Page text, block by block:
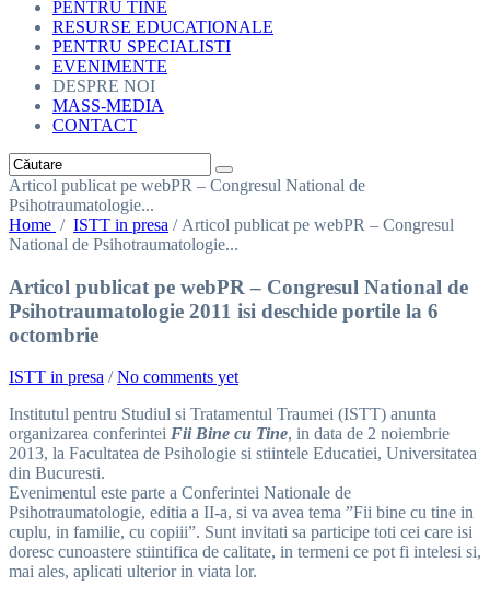
PENTRU TINE
RESURSE EDUCATIONALE
PENTRU SPECIALISTI
EVENIMENTE
DESPRE NOI
MASS-MEDIA
CONTACT
Articol publicat pe webPR – Congresul National de
Psihotraumatologie...
Home / ISTT in presa / Articol publicat pe webPR – Congresul
National de Psihotraumatologie...
Articol publicat pe webPR – Congresul National de
Psihotraumatologie 2011 isi deschide portile la 6
octombrie
ISTT in presa /No comments yet
Institutul pentru Studiul si Tratamentul Traumei (ISTT) anunta
organizarea conferintei Fii Bine cu Tine, in data de 2 noiembrie
2013, la Facultatea de Psihologie si stiintele Educatiei, Universitatea
din Bucuresti.
Evenimentul este parte a Conferintei Nationale de
Psihotraumatologie, editia a II-a, si va avea tema ”Fii bine cu tine in
cuplu, in familie, cu copiii”. Sunt invitati sa participe toti cei care isi
doresc cunoastere stiintifica de calitate, in termeni ce pot fi intelesi si,
mai ales, aplicati ulterior in viata lor.